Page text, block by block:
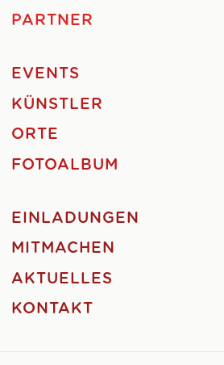
PARTNER
EVENTS
KÜNSTLER
ORTE
FOTOALBUM
EINLADUNGEN
MITMACHEN
AKTUELLES
KONTAKT